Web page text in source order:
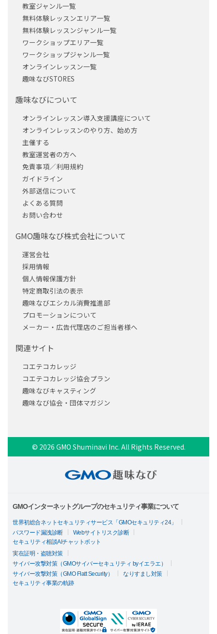
教室ジャンル一覧
無料体験レッスンエリア一覧
無料体験レッスンジャンル一覧
ワークショップエリア一覧
ワークショップジャンル一覧
オンラインレッスン一覧
趣味なびSTORES
趣味なびについて
オンラインレッスン導入支援講座について
オンラインレッスンのやり方、始め方
主催する
教室運営者の方へ
免責事項／利用規約
ガイドライン
外部送信について
よくある質問
お問い合わせ
GMO趣味なび株式会社について
運営会社
採用情報
個人情報保護方針
特定商取引法の表示
趣味なびエシカル消費推進部
プロモーションについて
メーカー・広告代理店のご担当者様へ
関連サイト
コエテコカレッジ
コエテコカレッジ協会プラン
趣味なびキャスティング
趣味なび協会・団体マガジン
© 2026 GMO Shuminavi Inc. All Rights Reserved.